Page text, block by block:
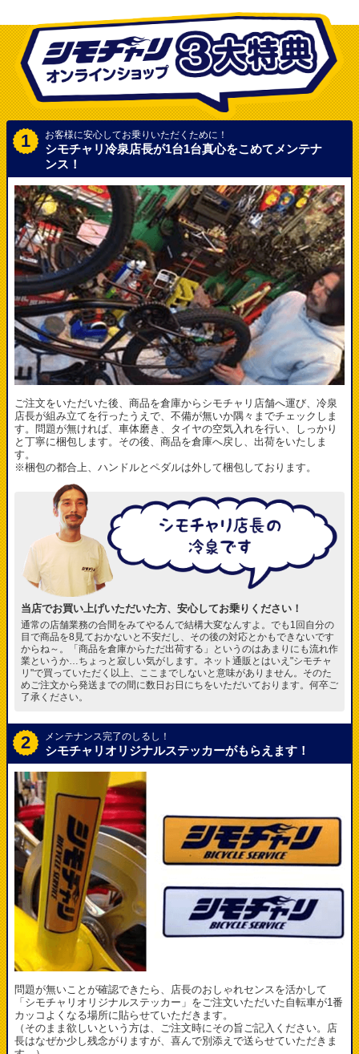
1 お客様に安心してお乗りいただくために！
シモチャリ冷泉店長が1台1台真心をこめてメンテナ
ンス！
ご注文をいただいた後、商品を倉庫からシモチャリ店舗へ運び、冷泉
店長が組み立てを行ったうえで、不備が無いか隅々までチェックしま
す。問題が無ければ、車体磨き、タイヤの空気入れを行い、しっかり
と丁寧に梱包します。その後、商品を倉庫へ戻し、出荷をいたしま
す。
※梱包の都合上、ハンドルとペダルは外して梱包しております。
当店でお買い上げいただいた方、安心してお乗りください！
通常の店舗業務の合間をみてやるんで結構大変なんすよ。でも1回自分の
目で商品を8見ておかないと不安だし、その後の対応とかもできないです
からね～。「商品を倉庫からただ出荷する」というのはあまりにも流れ作
業というか…ちょっと寂しい気がします。ネット通販とはいえ"シモチャ
リ"で買っていただく以上、ここまでしないと意味がありません。そのた
めご注文から発送までの間に数日お日にちをいただいております。何卒ご
了承ください。
2 メンテナンス完了のしるし！
シモチャリオリジナルステッカーがもらえます！
問題が無いことが確認できたら、店長のおしゃれセンスを活かして
「シモチャリオリジナルステッカー」をご注文いただいた自転車が1番
カッコよくなる場所に貼らせていただきます。
（そのまま欲しいという方は、ご注文時にその旨ご記入ください。店
長はなぜか少し残念がりますが、喜んで別添えで送らせていただきま